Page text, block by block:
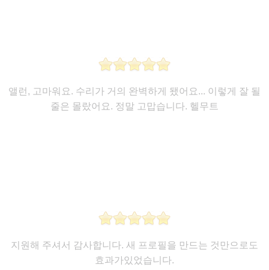
앨런, 고마워요. 수리가 거의 완벽하게 됐어요... 이렇게 잘 될
줄은 몰랐어요. 정말 고맙습니다. 헬무트
지원해 주셔서 감사합니다. 새 프로필을 만드는 것만으로도
효과가있었습니다.